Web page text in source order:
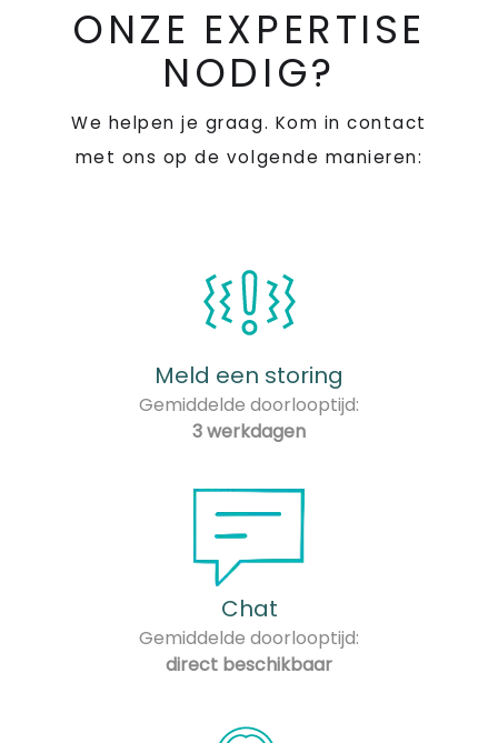
ONZE EXPERTISE
NODIG?
We helpen je graag. Kom in contact
met ons op de volgende manieren:
Meld een storing
Gemiddelde doorlooptijd:
3 werkdagen
Chat
Gemiddelde doorlooptijd:
direct beschikbaar